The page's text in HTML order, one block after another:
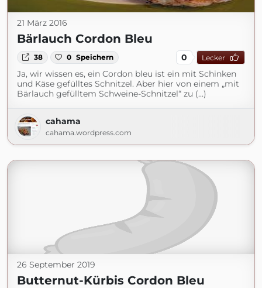
21 März 2016
Bärlauch Cordon Bleu
38 0 Speichern 0 Lecker
Ja, wir wissen es, ein Cordon bleu ist ein mit Schinken
und Käse gefülltes Schnitzel. Aber hier von einem „mit
Bärlauch gefülltem Schweine-Schnitzel“ zu (...)
cahama
cahama.wordpress.com
26 September 2019
Butternut-Kürbis Cordon Bleu